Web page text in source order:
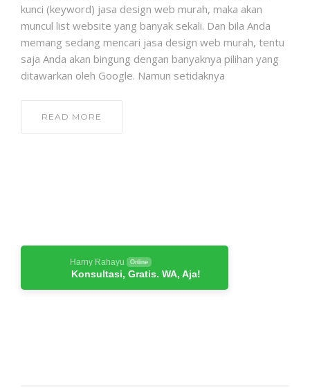
kunci (keyword) jasa design web murah, maka akan
muncul list website yang banyak sekali. Dan bila Anda
memang sedang mencari jasa design web murah, tentu
saja Anda akan bingung dengan banyaknya pilihan yang
ditawarkan oleh Google. Namun setidaknya
READ MORE
Harny Rahayu Online
Konsultasi, Gratis. WA, Aja!